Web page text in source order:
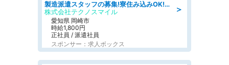
＞
製造派遣スタッフの募集!寮住み込みOK!カーエアコンの検査業務 denso aichi
株式会社テクノスマイル
愛知県 岡崎市
時給1,800円
正社員 / 派遣社員
スポンサー：求人ボックス